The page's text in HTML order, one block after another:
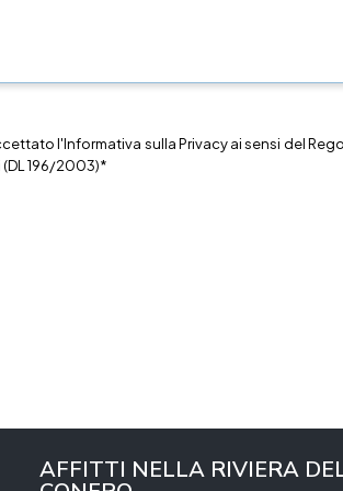
l'Informativa sullaPrivacyai sensi del
196/2003)*
AFFITTI NELLA RIVIERA